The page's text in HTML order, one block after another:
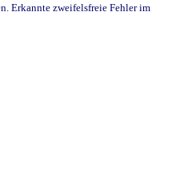
Erkannte zweifelsfreie Fehler im